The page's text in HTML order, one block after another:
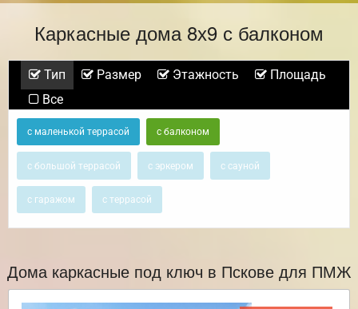
Каркасные дома 8х9 с балконом
Тип Размер Этажность
Площадь
Все
с маленькой террасой с балконом
с большой террасой с эркером с сауной
с гаражом с террасой
Дома каркасные под ключ в Пскове для ПМЖ